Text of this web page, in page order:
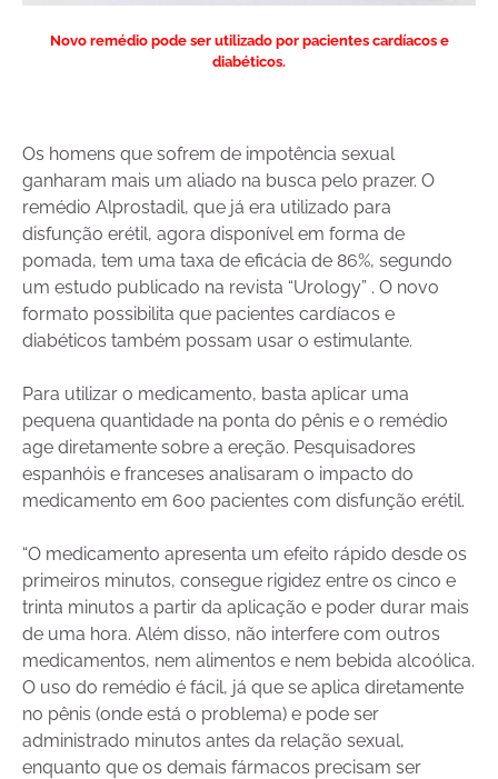
Novo remédio pode ser utilizado por pacientes cardíacos e
diabéticos.
Os homens que sofrem de impotência sexual
ganharam mais um aliado na busca pelo prazer. O
remédio Alprostadil, que já era utilizado para
disfunção erétil, agora disponível em forma de
pomada, tem uma taxa de eficácia de 86%, segundo
um estudo publicado na revista “Urology” . O novo
formato possibilita que pacientes cardíacos e
diabéticos também possam usar o estimulante.
Para utilizar o medicamento, basta aplicar uma
pequena quantidade na ponta do pênis e o remédio
age diretamente sobre a ereção. Pesquisadores
espanhóis e franceses analisaram o impacto do
medicamento em 600 pacientes com disfunção erétil.
“O medicamento apresenta um efeito rápido desde os
primeiros minutos, consegue rigidez entre os cinco e
trinta minutos a partir da aplicação e poder durar mais
de uma hora. Além disso, não interfere com outros
medicamentos, nem alimentos e nem bebida alcoólica.
O uso do remédio é fácil, já que se aplica diretamente
no pênis (onde está o problema) e pode ser
administrado minutos antes da relação sexual,
enquanto que os demais fármacos precisam ser